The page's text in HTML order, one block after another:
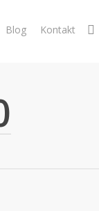
Blog Kontakt